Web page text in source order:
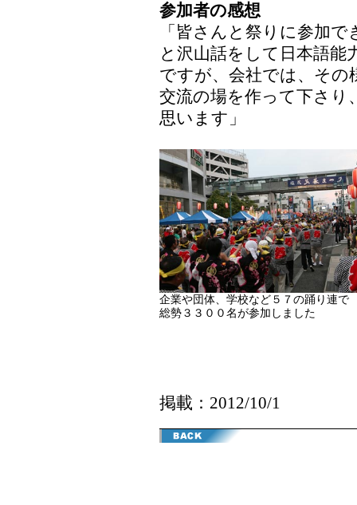
参加者の感想
「皆さんと祭りに参加
と沢山話をして日本語能
ですが、会社では、そ
交流の場を作って下さり
思います」
企業や団体、学校など５７の踊り連で
総勢３３００名が参加しました
掲載：2012/10/1